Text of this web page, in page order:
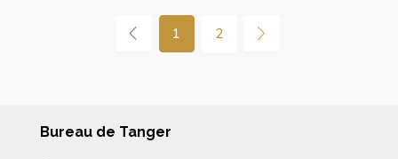
1 2
Bureau de Tanger